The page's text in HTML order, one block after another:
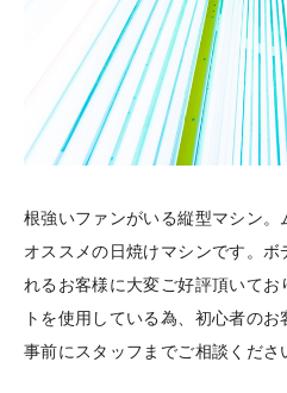
根強いファンがいる縦型マシン。
オススメの日焼けマシンです。ボ
れるお客様に大変ご好評頂いて
トを使用している為、初心者の
事前にスタッフまでご相談くださ